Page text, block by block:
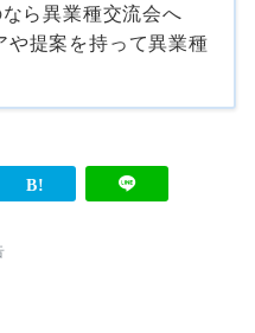
ら異業種交流会へ
や提案を持って異業種